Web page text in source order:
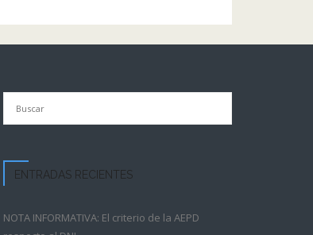
ENTRADAS RECIENTES
NOTA INFORMATIVA: El criterio de la AEPD